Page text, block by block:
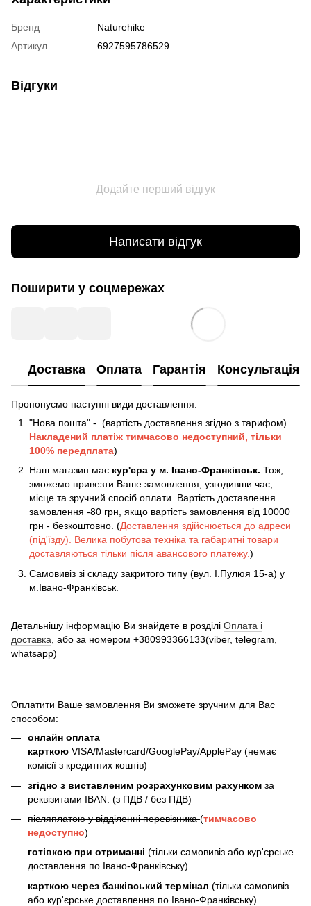
Бренд
Naturehike
Артикул
6927595786529
Відгуки
Додайте перший відгук
Написати відгук
Поширити у соцмережах
Доставка Оплата Гарантія Консультація
Пропонуємо наступні види доставлення:
"Нова пошта" - (вартість доставлення згідно з тарифом).
Накладений платіж тимчасово недоступний, тільки
100% передплата)
Наш магазин має кур'єра у м. Івано-Франківськ. Тож,
зможемо привезти Ваше замовлення, узгодивши час,
місце та зручний спосіб оплати. Вартість доставлення
замовлення -80 грн, якщо вартість замовлення від 10000
грн - безкоштовно. (Доставлення здійснюється до адреси
(під'їзду). Велика побутова техніка та габаритні товари
доставляються тільки після авансового платежу.)
Самовивіз зі складу закритого типу (вул. І.Пулюя 15-а) у
м.Івано-Франківськ.
Детальнішу інформацію Ви знайдете в розділі Оплата і
доставка, або за номером +380993366133(viber, telegram,
whatsapp)
Оплатити Ваше замовлення Ви зможете зручним для Вас
способом:
онлайн оплата
карткою VISA/Mastercard/GooglePay/ApplePay (немає
комісії з кредитних коштів)
згідно з виставленим розрахунковим рахунком за
реквізитами IBAN. (з ПДВ / без ПДВ)
післяплатою у відділенні перевізника(тимчасово
недоступно)
готівкою при отриманні (тільки самовивіз або кур'єрське
доставлення по Івано-Франківську)
карткою через банківський термінал (тільки самовивіз
або кур'єрське доставлення по Івано-Франківську)